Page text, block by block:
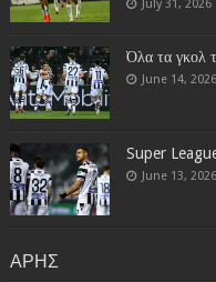
July 31, 2026
Όλα τα
June 14, 2026
Super
June 13, 2026
ΑΡΗΣ